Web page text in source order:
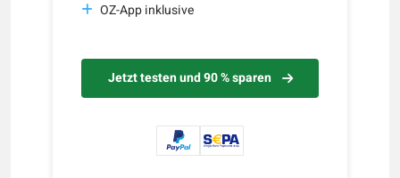
OZ-App inklusive
Jetzt testen und 90 % sparen